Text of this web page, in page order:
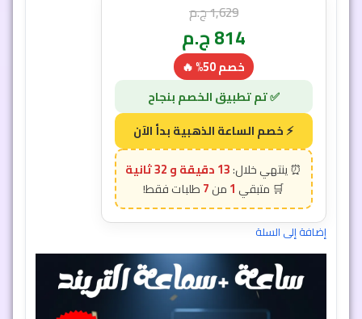
1,629ج.م
814ج.م
خصم 50% 🔥
13 دقيقة و 29 ثانية
1
7
إضافة إلى السلة